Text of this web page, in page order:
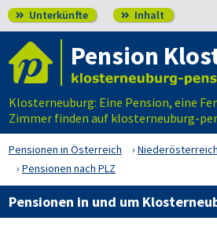
 Unterkünfte  Inhalt
Pension
Klosterneuburg: Eine Pension, eine
Zimmer finden auf klosterneuburg-
Pensionen in Österreich Niederösterreich
Pensionen nach PLZ
Pensionen in und um